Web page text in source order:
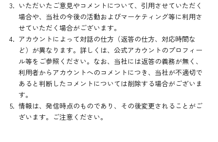
いただいたご意見やコメントについて、引用させていただく
場合や、当社の今後の活動およびマーケティング等に利用さ
せていただく場合がございます。
アカウントによって対話の仕方（返答の仕方、対応時間な
ど）が異なります。詳しくは、公式アカウントのプロフィー
ル等をご参照ください。なお、当社には返答の義務が無く、
利用者からアカウントへのコメントにつき、当社が不適切で
あると判断したコメントについては削除する場合がございま
す。
情報は、発信時点のものであり、その後変更されることがご
ざいます。ご注意ください。